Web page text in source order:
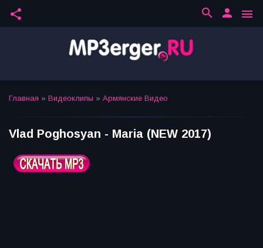
share menu
person
search
Главная » Видеоклипы » Армянские Видео
Vlad Poghosyan - Maria (NEW 2017)